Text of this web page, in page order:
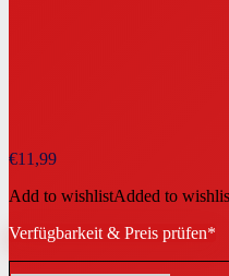
€11,99
Add to wishlistAdded to
Verfügbarkeit & Preis prüfen*